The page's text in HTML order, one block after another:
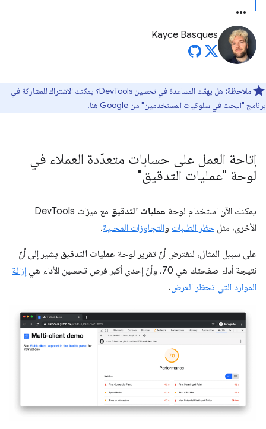
Kayce Basques
ملاحظة: هل يهمّك المساعدة في تحسين DevTools؟ يمكنك الاشتراك للمشاركة في
برنامج "البحث في سلوكيات المستخدمين" من Google هنا
.
إتاحة العمل على حسابات متعدّدة العملاء في
لوحة "عمليات التدقيق"
يمكنك الآن استخدام لوحة عمليات التدقيق
مع ميزات DevTools
الأخرى، مثل حظر الطلبات والتجاوزات المحلية.
على سبيل المثال، لنفترض أنّ تقرير لوحة عمليات التدقيق يشير إلى أنّ
نتيجة أداء صفحتك هي 70، وأنّ إحدى أكبر فرص تحسين الأداء هي
إزالة
الموارد التي تحظر العرض.